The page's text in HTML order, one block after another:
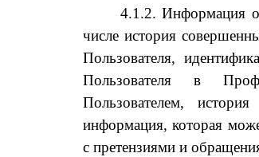
4.1.2. Информация
числе история
Пользователя,
Пользователя в
Пользователем,
информация, которая
с претензиями и